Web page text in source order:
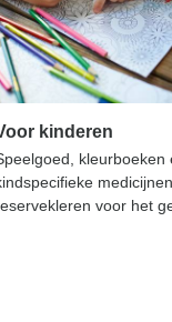
kinderen
kleurboeken
voor het